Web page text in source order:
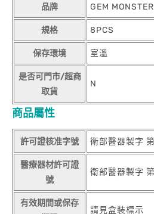
品牌 GEM MONSTER
規格 8PCS
保存環境 室溫
是否可門市/超商
取貨
N
商品屬性
許可證核准字號 衛部醫器製字
醫療器材許可證
號
衛部醫器製字
有效期間或保存
請見盒裝標示